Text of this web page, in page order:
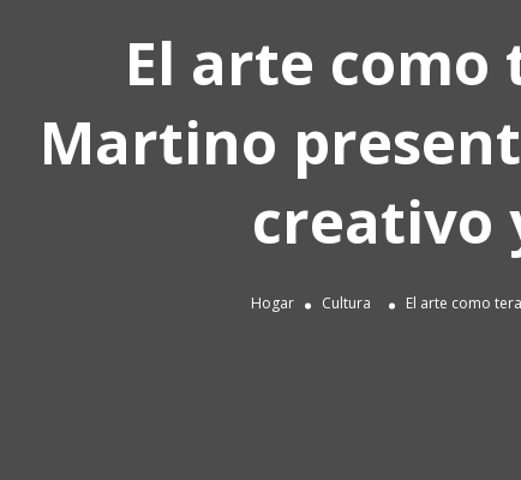
El arte
Martino
creativo
Hogar Cultura El arte como